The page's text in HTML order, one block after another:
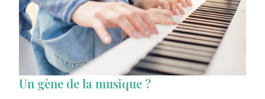
Un gène de la musique ?